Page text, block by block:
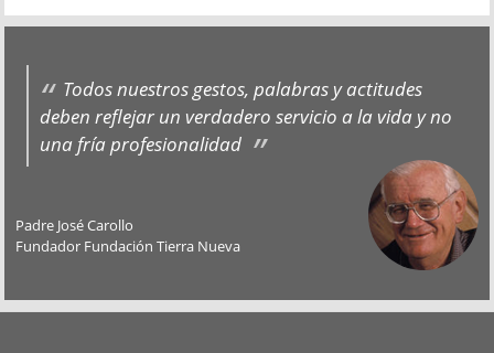
Todos nuestros gestos, palabras y actitudes
deben reflejar un verdadero servicio a la vida y no
una fría profesionalidad
Padre José Carollo
Fundador Fundación Tierra Nueva